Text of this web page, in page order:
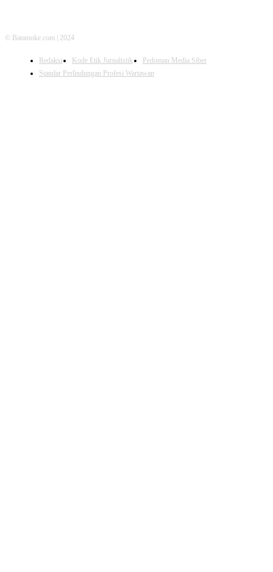
© Batamoke.com | 2024
Redaksi Kode Etik Jurnalistik
Pedoman Media Siber
Standar Perlindungan Profesi Wartawan